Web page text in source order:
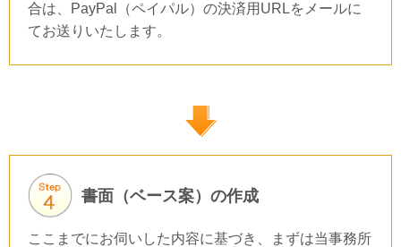
合は、PayPal（ペイパル）の決済用URLをメールに
てお送りいたします。
書面（ベース案）の作成
ここまでにお伺いした内容に基づき、まずは当事務所